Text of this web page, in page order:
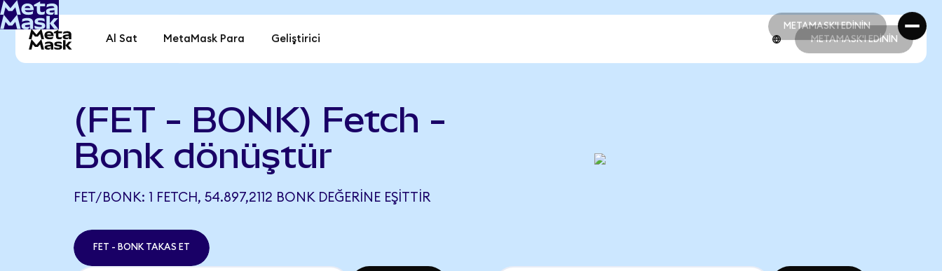
METAMASK'I EDİNİN
METAMASK'I EDİNİN
Al Sat MetaMask Para Geliştirici METAMASK'I EDİNİN
(FET - BONK) Fetch -
Bonk dönüştür
FET/BONK: 1 FETCH, 54.897,2112 BONK DEĞERINE EŞITTIR
FET - BONK TAKAS ET